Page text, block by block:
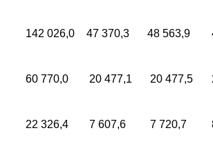
142 026,0
47 370,3 48 563,9
60 770,0
20 477,1 20 477,5
22 326,4
7 607,6 7 720,7